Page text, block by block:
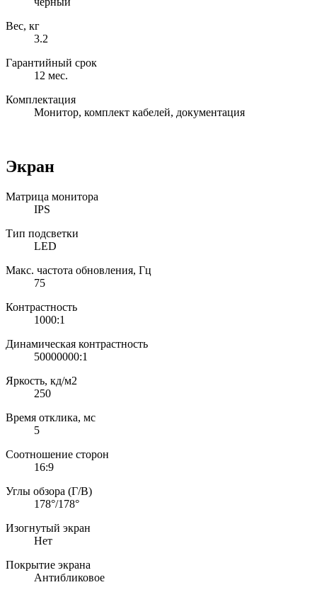
Вес, кг
3.2
Гарантийный срок
12 мес.
Комплектация
Монитор, комплект кабелей, документация
Экран
Матрица монитора
IPS
Тип подсветки
LED
Макс. частота обновления, Гц
75
Контрастность
1000:1
Динамическая контрастность
50000000:1
Яркость, кд/м2
250
Время отклика, мс
5
Соотношение сторон
16:9
Углы обзора (Г/В)
178°/178°
Изогнутый экран
Нет
Покрытие экрана
Антибликовое